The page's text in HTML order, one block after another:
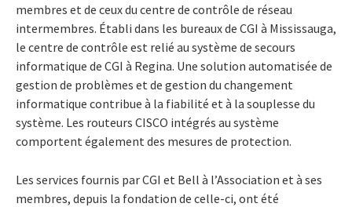
membres et de ceux du centre de contrôle de réseau
intermembres. Établi dans les bureaux de CGI à Mississauga,
le centre de contrôle est relié au système de secours
informatique de CGI à Regina. Une solution automatisée de
gestion de problèmes et de gestion du changement
informatique contribue à la fiabilité et à la souplesse du
système. Les routeurs CISCO intégrés au système
comportent également des mesures de protection.
Les services fournis par CGI et Bell à l’Association et à ses
membres, depuis la fondation de celle-ci, ont été